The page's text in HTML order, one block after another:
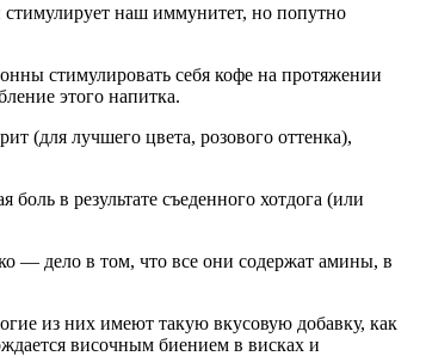
наш иммунитет, но попутно
стимулировать себя кофе на протяжении
этого напитка.
(для лучшего цвета, розового оттенка),
в результате съеденного хотдога (или
— дело в том, что все они содержат амины, в
из них имеют такую вкусовую добавку, как
височным биением в висках и